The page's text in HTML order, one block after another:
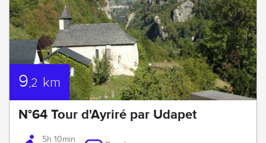
9,2 km
N°64 Tour d'Ayriré par Udapet
5h 10min